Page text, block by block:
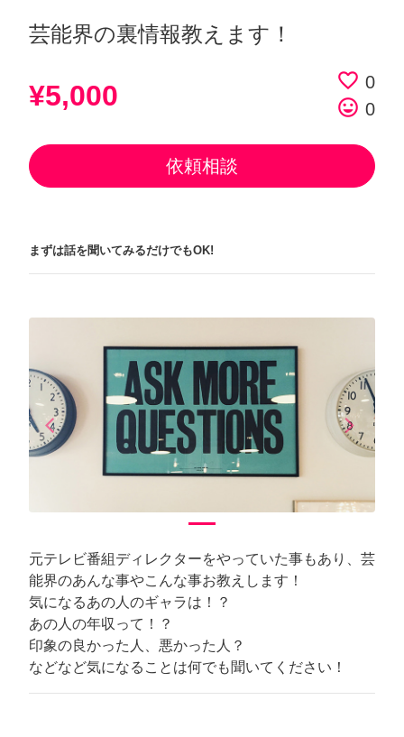
芸能界の裏情報教えます！
¥5,000 favorite_border 0
tag_faces 0
依頼相談
まずは話を聞いてみるだけでもOK!
arrow_back_iosPrevious arrow_forward_iosNext
元テレビ番組ディレクターをやっていた事もあり、芸
能界のあんな事やこんな事お教えします！
気になるあの人のギャラは！？
あの人の年収って！？
印象の良かった人、悪かった人？
などなど気になることは何でも聞いてください！